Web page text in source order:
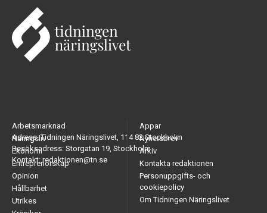
Adress: Tidningen Näringslivet, 114 82 Stockholm
Besöksadress: Storgatan 19, Stockholm
Kontakt: redaktionen@tn.se
Arbetsmarknad
Näringsliv
Ekonomi
Entreprenörskap
Opinion
Hållbarhet
Utrikes
Appar
Nyhetsbrev
Arkiv
Kontakta redaktionen
Personuppgifts- och
cookiepolicy
Om Tidningen Näringslivet